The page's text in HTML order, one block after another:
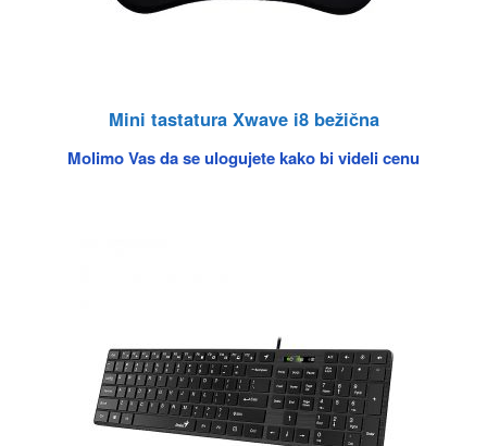
Mini tastatura Xwave i8 bežična
Molimo Vas da se ulogujete kako bi videli cenu